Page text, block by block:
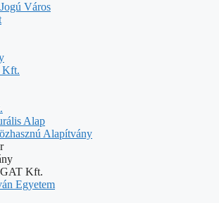
Város
Alap
Alapítvány
Kft.
Egyetem